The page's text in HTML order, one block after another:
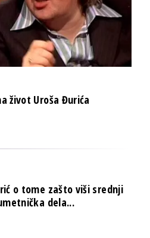
život Uroša Đurića
o tome zašto viši srednji
dela...